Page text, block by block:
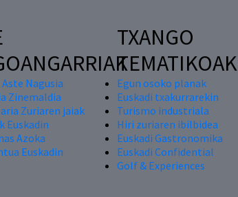
Nagusia
Zinemaldia
Zuriaren jaiak
Euskadin
Azoka
Euskadin
TXANGO
TEMATIKOAK
Egun osoko planak
Euskadi txakurrarekin
Turismo industriala
Hiri zuriaren ibilbidea
Euskadi Gastronomika
Euskadi Confidential
Golf & Experiences